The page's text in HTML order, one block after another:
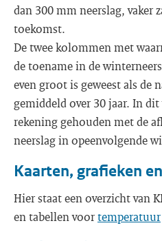
dan 300 mm neerslag, vaker
toekomst.
De twee kolommen met
de toename in de
even groot is geweest als de
gemiddeld over 30 jaar. In dit
rekening gehouden met de
neerslag in opeenvolgende
Kaarten, grafieken
Hier staat een overzicht van
en tabellen voortemperatuur